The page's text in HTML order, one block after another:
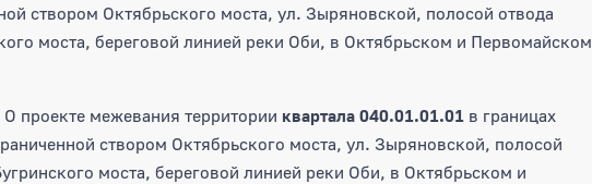
створом Октябрьского моста, ул. Зыряновской, полосой отвода
моста, береговой линией реки Оби, в Октябрьском и Первомайском
О проекте межевания территории квартала 040.01.01.01в границах
створом Октябрьского моста, ул. Зыряновской, полосой
моста, береговой линией реки Оби, в Октябрьском и